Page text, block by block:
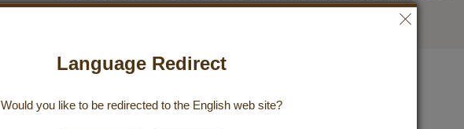
Language Redirect
Would you like to be redirected to the English web site?